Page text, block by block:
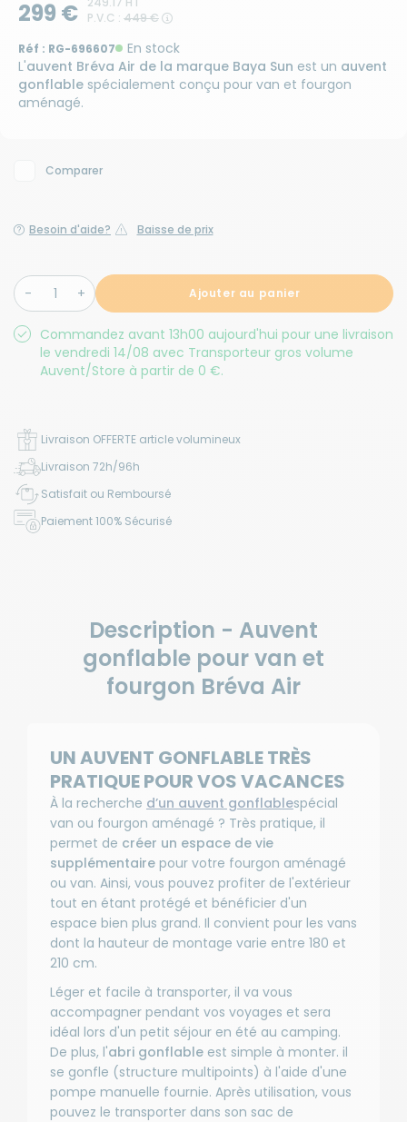
299 €
P.V.C : 449 €
Réf : RG-696607
En stock
L'auvent Bréva Air de la marque Baya Sun est un auvent
gonflable spécialement conçu pour van et fourgon
aménagé.
Comparer
Besoin d'aide? Baisse de prix
Ajouter au panier
Commandez avant 13h00 aujourd'hui pour une livraison
le vendredi 14/08 avec Transporteur gros volume
Auvent/Store à partir de 0 €.
Livraison OFFERTE article volumineux
Livraison 72h/96h
Satisfait ou Remboursé
Paiement 100% Sécurisé
Description - Auvent
gonflable pour van et
fourgon Bréva Air
UN AUVENT GONFLABLE TRÈS
PRATIQUE POUR VOS VACANCES
À la recherche d’un auvent gonflablespécial
van ou fourgon aménagé ? Très pratique, il
permet de créer un espace de vie
supplémentaire pour votre fourgon aménagé
ou van. Ainsi, vous pouvez profiter de l'extérieur
tout en étant protégé et bénéficier d'un
espace bien plus grand. Il convient pour les vans
dont la hauteur de montage varie entre 180 et
210 cm.
Léger et facile à transporter, il va vous
accompagner pendant vos voyages et sera
idéal lors d'un petit séjour en été au camping.
De plus, l'abri gonflable est simple à monter. il
se gonfle (structure multipoints) à l'aide d'une
pompe manuelle fournie. Après utilisation, vous
pouvez le transporter dans son sac de